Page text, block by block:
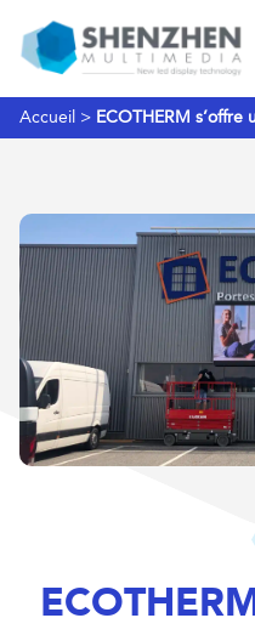
Accueil > ECOTHERM